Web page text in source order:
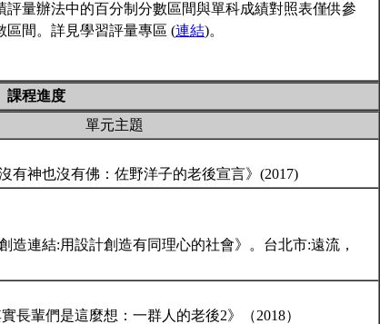
量辦法中的百分制分數區間與單科成績對照表僅供參
區間。詳見學習評量專區 (連結)。
課程進度
單元主題
有神也沒有佛：佐野洋子的老後宣言》(2017)
造連結:用設計創造有同理心的社會》。台北市:遠流，
長輩們是這麼想：一群人的老後2》（2018）